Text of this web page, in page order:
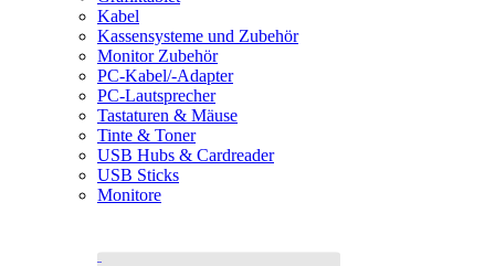
Kabel
Kassensysteme und Zubehör
Monitor Zubehör
PC-Kabel/-Adapter
PC-Lautsprecher
Tastaturen & Mäuse
Tinte & Toner
USB Hubs & Cardreader
USB Sticks
Monitore